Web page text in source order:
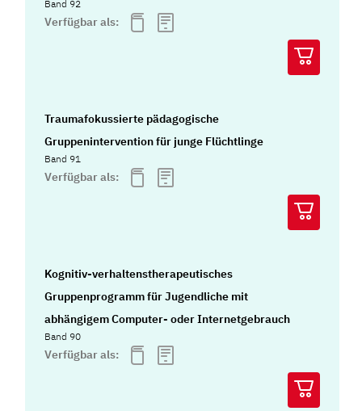
Band 92
Verfügbar als:
Traumafokussierte pädagogische
Gruppenintervention für junge Flüchtlinge
Band 91
Verfügbar als:
Kognitiv-verhaltenstherapeutisches
Gruppenprogramm für Jugendliche mit
abhängigem Computer- oder Internetgebrauch
Band 90
Verfügbar als: